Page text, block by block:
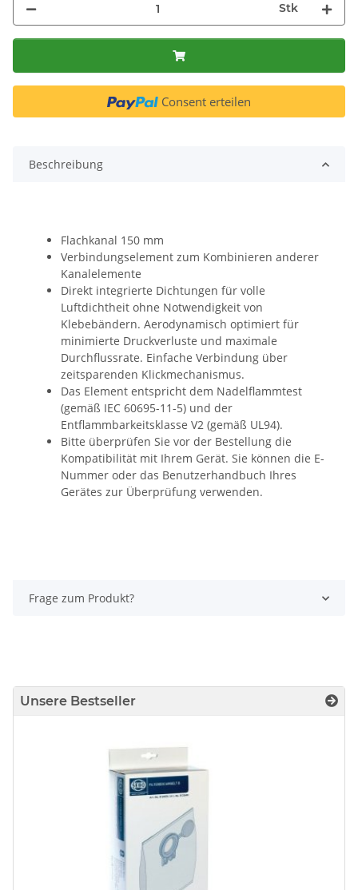
Stk
Consent erteilen
Beschreibung
Flachkanal 150 mm
Verbindungselement zum Kombinieren anderer
Kanalelemente
Direkt integrierte Dichtungen für volle
Luftdichtheit ohne Notwendigkeit von
Klebebändern. Aerodynamisch optimiert für
minimierte Druckverluste und maximale
Durchflussrate. Einfache Verbindung über
zeitsparenden Klickmechanismus.
Das Element entspricht dem Nadelflammtest
(gemäß IEC 60695-11-5) und der
Entflammbarkeitsklasse V2 (gemäß UL94).
Bitte überprüfen Sie vor der Bestellung die
Kompatibilität mit Ihrem Gerät. Sie können die E-
Nummer oder das Benutzerhandbuch Ihres
Gerätes zur Überprüfung verwenden.
Frage zum Produkt?
Unsere Bestseller